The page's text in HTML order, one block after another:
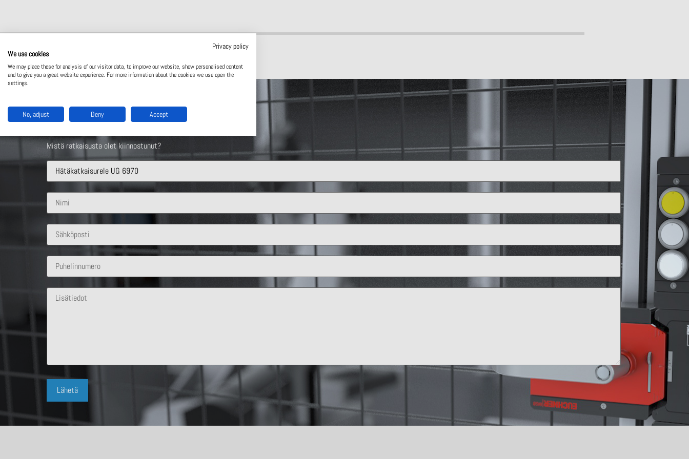
Ota yhteyttä
Mistä ratkaisusta olet kiinnostunut?
Privacy policy
We use cookies
We may place these for analysis of our visitor data, to improve our website, show personalised content
and to give you a great website experience. For more information about the cookies we use open the
settings.
No, adjust Deny Accept